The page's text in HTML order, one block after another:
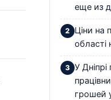
еще из
Ціни на
області
У
грошей